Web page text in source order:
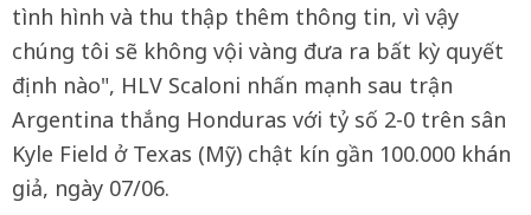
tình hình và thu thập thêm thông tin, vì vậy
chúng tôi sẽ không vội vàng đưa ra bất kỳ quyết
định nào", HLV Scaloni nhấn mạnh sau trận
Argentina thắng Honduras với tỷ số 2-0 trên sân
Kyle Field ở Texas (Mỹ) chật kín gần 100.000 khán
giả, ngày 07/06.